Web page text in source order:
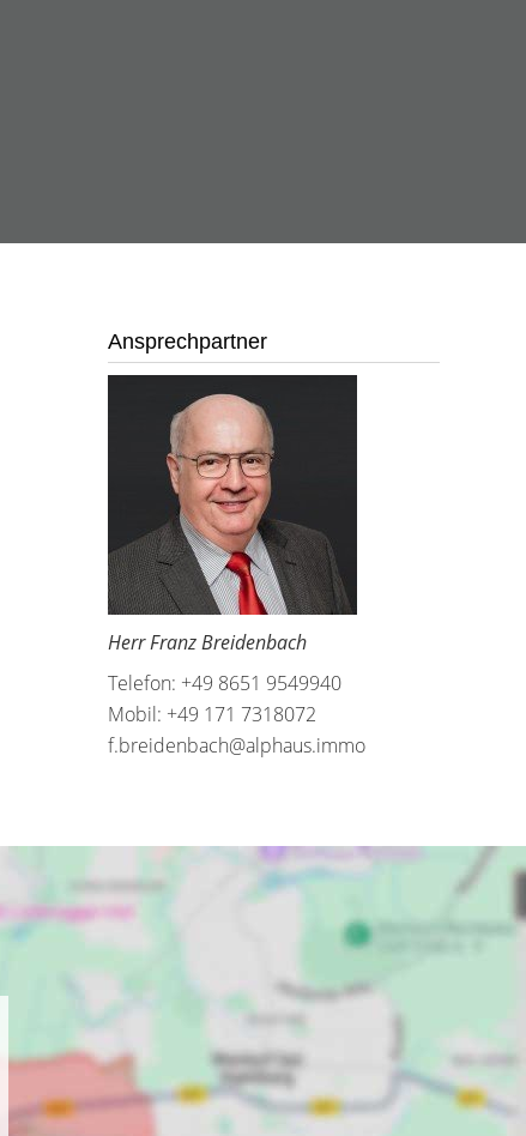
Ansprechpartner
Herr Franz Breidenbach
Telefon: +49 8651 9549940
Mobil: +49 171 7318072
f.breidenbach@alphaus.immo